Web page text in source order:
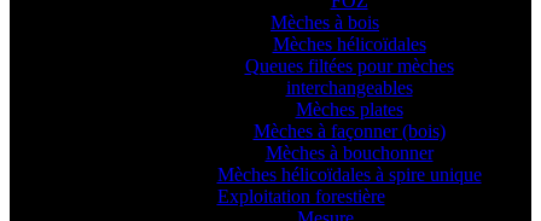
Mèches à bois
Mèches hélicoïdales
Queues filtées pour mèches
interchangeables
Mèches plates
Mèches à façonner (bois)
Mèches à bouchonner
Mèches hélicoïdales à spire unique
Exploitation forestière